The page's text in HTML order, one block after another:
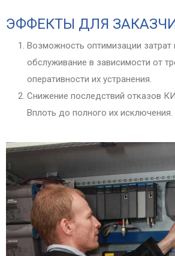
ЭФФЕКТЫ ДЛЯ
Возможность оптимизации затрат
обслуживание в зависимости от
оперативности их устранения.
Снижение последствий отказов
Вплоть до полного их исключения.